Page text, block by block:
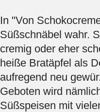
In "Von
Süßschnäbel wahr.
cremig oder eher
heiße Bratäpfel als
aufregend neu
Geboten wird
Süßspeisen mit